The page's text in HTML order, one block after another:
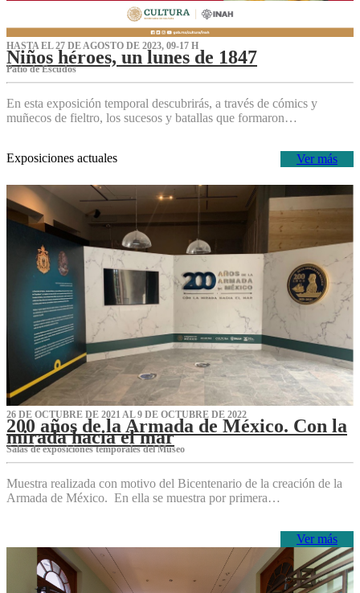
HASTA EL 27 DE AGOSTO DE 2023, 09-17 H
Niños héroes, un lunes de 1847
Patio de Escudos
En esta exposición temporal descubrirás, a través de cómics y
muñecos de fieltro, los sucesos y batallas que formaron…
Ver más
Exposiciones actuales
26 DE OCTUBRE DE 2021 AL 9 DE OCTUBRE DE 2022
200 años de la Armada de México. Con la
mirada hacia el mar
Salas de exposiciones temporales del Museo‌
Muestra realizada con motivo del Bicentenario de la creación de la
Armada de México. En ella se muestra por primera…
Ver más